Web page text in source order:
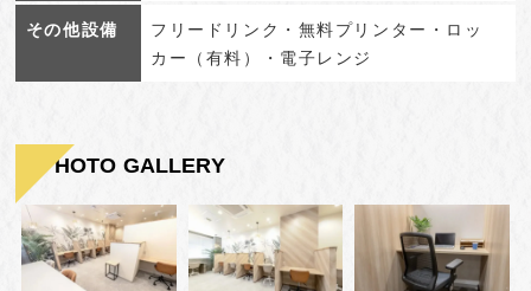
その他設備
フリードリンク・無料プリンター・ロッ
カー（有料）・電子レンジ
PHOTO GALLERY